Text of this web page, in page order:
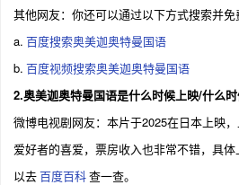
其他网友：你还可以通过以下方式搜索并免
a. 百度搜索奥美迦奥特曼国语
b. 百度视频搜索奥美迦奥特曼国语
2.奥美迦奥特曼国语是什么时候上映/什么时
微博电视剧网友：本片于2025在日本上映
爱好者的喜爱，票房收入也非常不错，具
以去百度百科查一查。